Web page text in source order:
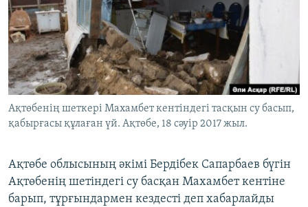
ЖАЗЫЛЫҢЫЗ
Басқа тілдерде
Ақтөбенің шеткері Махамбет кентіндегі тасқын су басып,
қабырғасы құлаған үй. Ақтөбе, 18 сәуір 2017 жыл.
Ақтөбе облысының әкімі Бердібек Сапарбаев бүгін
Ақтөбенің шетіндегі су басқан Махамбет кентіне
барып, тұрғындармен кездесті деп хабарлайды